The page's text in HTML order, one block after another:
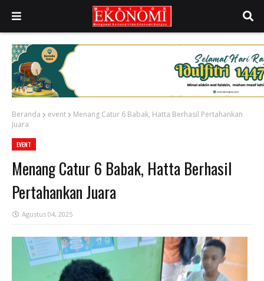
Beranda event
Menang Catur 6 Babak, Hatta Berhasil Pertahankan
Juara
EVENT
Menang Catur 6 Babak, Hatta Berhasil
Pertahankan Juara
Agustus 04, 2025